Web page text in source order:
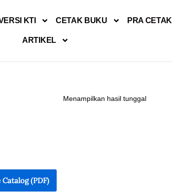
KTI CETAK BUKU PRA CETAK
ARTIKEL
Menampilkan hasil tunggal
Catalog (PDF)